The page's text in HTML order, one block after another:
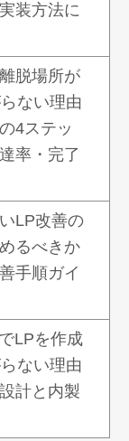
装方法に
脱場所が
ない理由
4ステッ
率・完了
LP改善の
るべきか
手順ガイ
LPを作成
ない理由
計と内製